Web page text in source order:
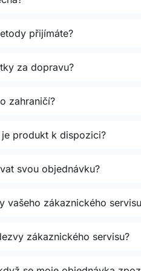
přijímáte?
za dopravu?
zahraničí?
produkt k dispozici?
svou objednávku?
vašeho zákaznického
zákaznického servisu?